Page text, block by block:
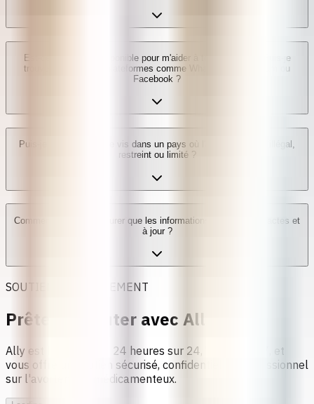
Est-ce qu'Ally est disponible pour m'aider à tout moment ? Puis-je
trouver Ally sur des plateformes comme WhatsApp, Instagram ou
Facebook ?
Puis-je utiliser Ally si je vis dans un pays où l'avortement est illégal,
restreint ou limité ?
Comment puis-je m'assurer que les informations d'Ally sont exactes et
à jour ?
SOUTIEN À L'AVORTEMENT
Prête à Discuter avec Ally ?
Ally est là pour vous 24 heures sur 24, 7 jours sur 7, et
vous offre un soutien sécurisé, confidentiel et professionnel
sur l'avortement médicamenteux.